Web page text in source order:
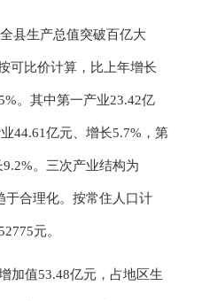
县生产总值突破百亿大
可比价计算， 比上年增长
。 其中第一产业23.42亿
44.61亿元、增长5.7%，第
。三次产业结构为
于合理化。按常住人口计
元。
加值53.48亿元，占地区生